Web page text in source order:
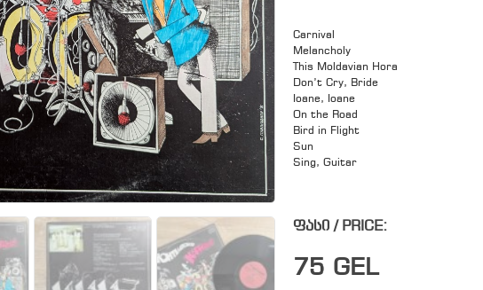
Carnival
Melancholy
This Moldavian Hora
Don’t Cry, Bride
Ioane, Ioane
On the Road
Bird in Flight
Sun
Sing, Guitar
ფასი / PRICE:
75 GEL